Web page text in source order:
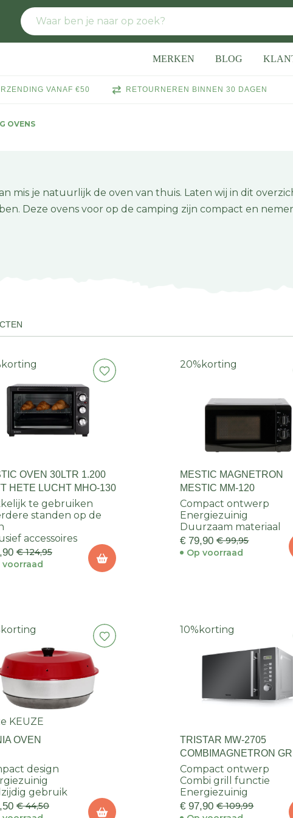
MERKEN BLOG
VANAF €50 RETOURNEREN BINNEN 30 DAGEN
OVENS
mis je natuurlijk de oven van thuis. Laten wij in dit
Deze ovens voor op de camping zijn compact en
korting
OVEN 30LTR 1.200
HETE LUCHT MHO-130
te gebruiken
standen op de
accessoires
€ 124,95
voorraad
20% korting
MESTIC MAGNETRON
MESTIC MM-120
Compact ontwerp
Energiezuinig
Duurzaam materiaal
€ 79,90 € 99,95
Op voorraad
korting
KEUZE
OVEN
design
gebruik
€ 44,50
10% korting
TRISTAR MW-2705
COMBIMAGNETRON
20 LITER 1270W
Compact ontwerp
Combi grill functie
Energiezuinig
€ 97,90 € 109,99